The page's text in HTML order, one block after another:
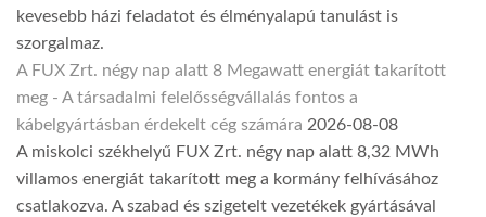
kevesebb házi feladatot és élményalapú tanulást is
szorgalmaz.
A FUX Zrt. négy nap alatt 8 Megawatt energiát takarított
meg - A társadalmi felelősségvállalás fontos a
kábelgyártásban érdekelt cég számára 2026-08-08
A miskolci székhelyű FUX Zrt. négy nap alatt 8,32 MWh
villamos energiát takarított meg a kormány felhívásához
csatlakozva. A szabad és szigetelt vezetékek gyártásával